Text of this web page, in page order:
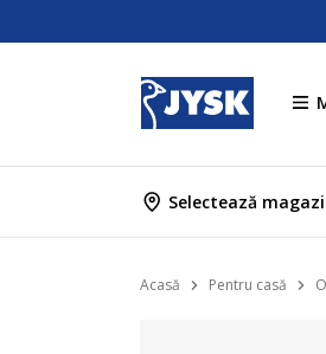
Selectează
Acasă Pentru casă